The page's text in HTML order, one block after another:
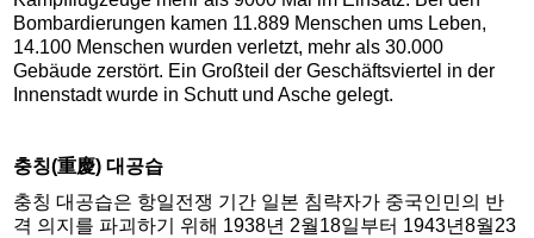
Bombardierungen kamen 11.889 Menschen ums Leben,
14.100 Menschen wurden verletzt, mehr als 30.000
Gebäude zerstört. Ein Großteil der Geschäftsviertel in der
Innenstadt wurde in Schutt und Asche gelegt.
충칭(重慶) 대공습
충칭 대공습은 항일전쟁 기간 일본 침략자가 중국인민의 반
격 의지를 파괴하기 위해 1938년 2월18일부터 1943년8월23